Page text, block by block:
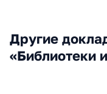
Другие
«Библиотеки